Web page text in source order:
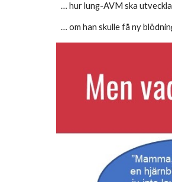
… hur lung-AVM ska
… om han skulle få ny